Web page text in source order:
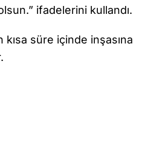
ifadelerini kullandı.
kısa süre içinde inşasına